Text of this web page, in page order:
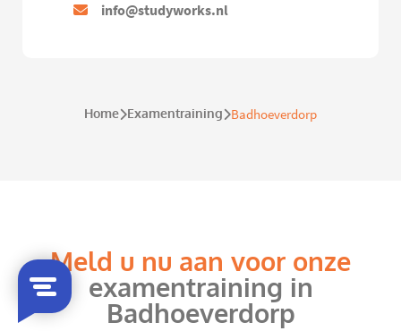
info@studyworks.nl
Home Examentraining Badhoeverdorp
Meld u nu aan voor onze
examentraining in
Badhoeverdorp